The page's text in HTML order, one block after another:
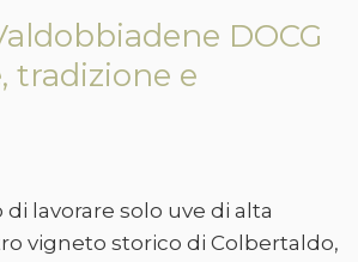
DOCG
tradizione e
lavorare solo uve di alta
vigneto storico di Colbertaldo,